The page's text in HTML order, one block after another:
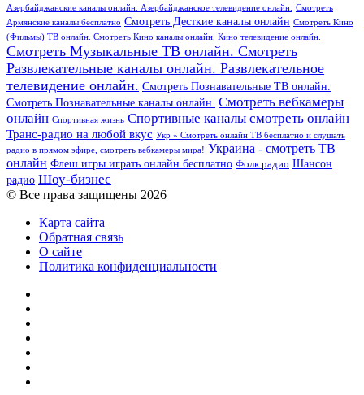
Азербайджанские каналы онлайн. Азербайджанское телевидение онлайн.
Смотреть
Армянские каналы бесплатно Смотреть Десткие каналы онлайн Смотреть Кино
(Фильмы) ТВ онлайн. Смотреть Кино каналы онлайн. Кино телевидение онлайн.
Смотреть Музыкальные ТВ онлайн. Смотреть
Развлекательные каналы онлайн. Развлекательное
телевидение онлайн. Смотреть Познавательные ТВ онлайн.
Смотреть Познавательные каналы онлайн. Смотреть вебкамеры
онлайн Спортивная жизнь Спортивные каналы смотреть онлайн
Транс-радио на любой вкус Укр » Смотреть онлайн ТВ бесплатно и слушать
радио в прямом эфире, смотреть вебкамеры мира! Украина - смотреть ТВ
онлайн Флеш игры играть онлайн бесплатно Фолк радио Шансон
радио Шоу-бизнес
© Все права защищены 2026
Карта сайта
Обратная связь
О сайте
Политика конфиденциальности